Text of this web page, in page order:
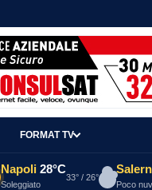
FORMAT TV
Napoli 28°C
Soleggiato
33° / 26°
Poco